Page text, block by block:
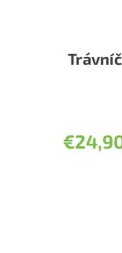
produktu